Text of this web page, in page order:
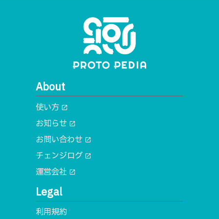
About
使い方 open_in_new
お知らせ open_in_new
お問い合わせ open_in_new
チェンジログ open_in_new
運営会社 open_in_new
Legal
利用規約